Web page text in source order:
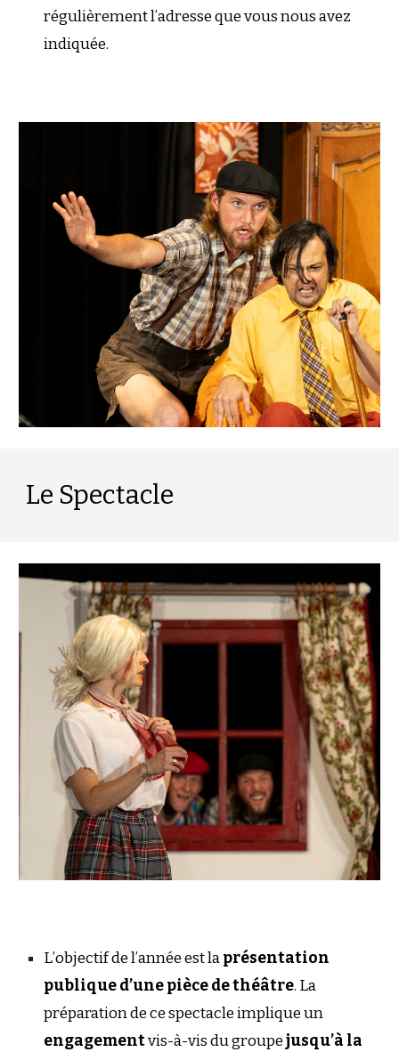
régulièrement l’adresse que vous nous avez
indiquée.
Le Spectacle
L’objectif de l’année est laprésentation
publique d’une pièce de théâtre. La
préparation de ce spectacle implique un
engagementvis-à-vis du groupejusqu’à la